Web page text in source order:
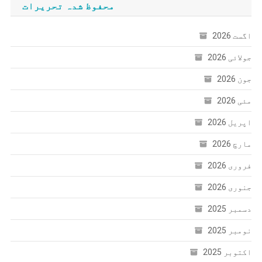
محفوظ شدہ تحریرات
اگست 2026
جولائی 2026
جون 2026
مئی 2026
اپریل 2026
مارچ 2026
فروری 2026
جنوری 2026
دسمبر 2025
نومبر 2025
اکتوبر 2025